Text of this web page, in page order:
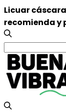
Licuar
recomienda y
Search
for: